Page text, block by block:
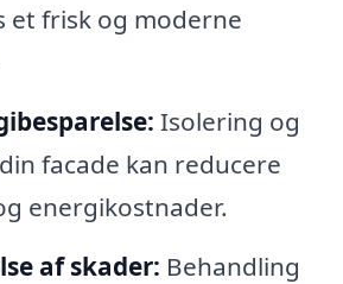
et frisk og moderne
Isolering og
facade kan reducere
energikostnader.
af skader: Behandling